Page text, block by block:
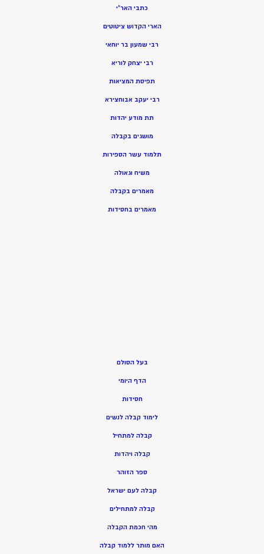
כתבי האר”י
הארי הקדוש ציטוטים
רבי שמעון בר יוחאי
רבי יצחק לוריא
תפיסת המציאות
רבי יעקב אבוחצירא
תת מודע יהדות
מושגים בקבלה
תלמוד עשר הספירות
משיח וגאולה
מאמרים בקבלה
מאמרים בחסידות
בעל הסולם
הדף היומי
חסידות
לימוד קבלה לנשים
קבלה למתחיל
קבלה ויהדות
ספר הזוהר
קבלה לעם ישראל
קבלה למתחילים
מהי חכמת הקבלה
האם מותר ללמוד קבלה